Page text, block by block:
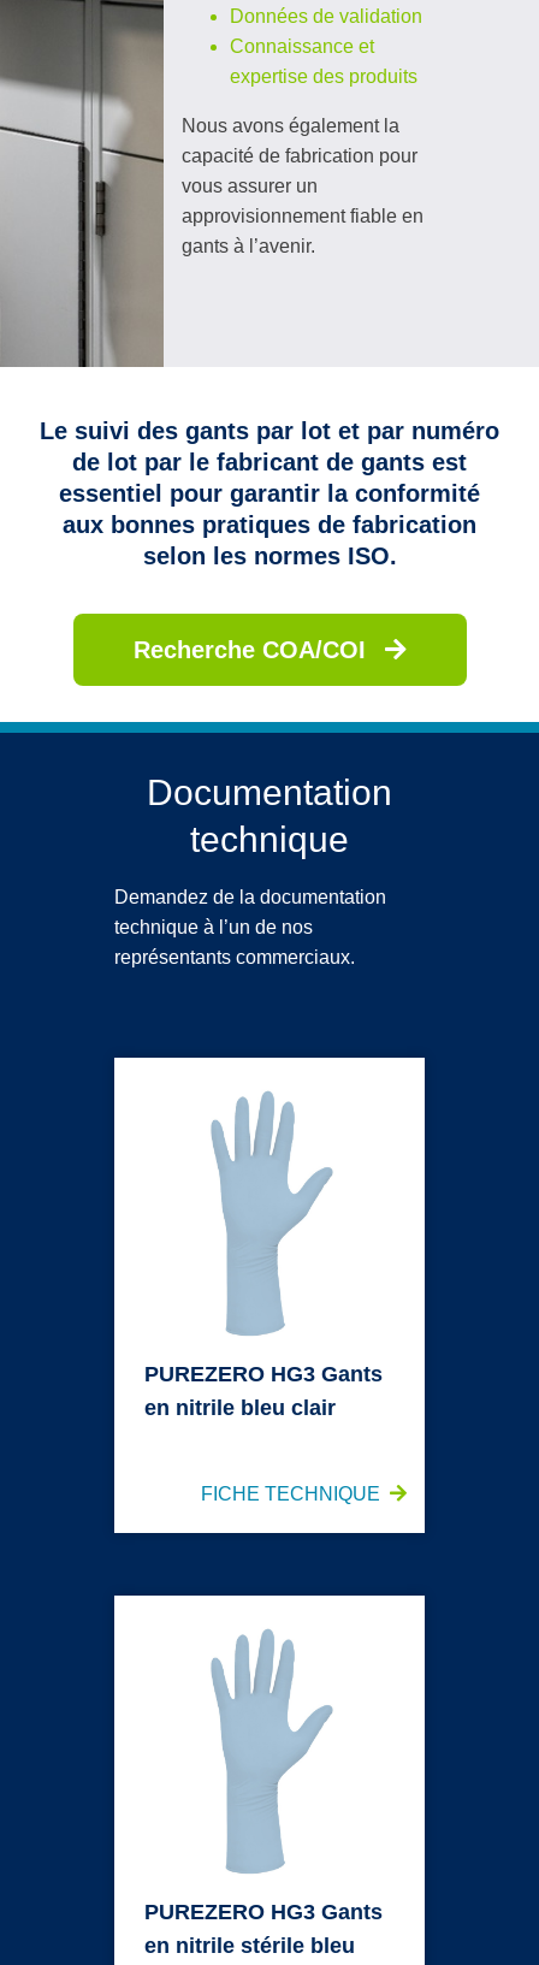
Données de validation
Connaissance et
expertise des produits
Nous avons également la
capacité de fabrication pour
vous assurer un
approvisionnement fiable en
gants à l’avenir.
Le suivi des gants par lot et par numéro
de lot par le fabricant de gants est
essentiel pour garantir la conformité
aux bonnes pratiques de fabrication
selon les normes ISO.
Recherche COA/COI
Documentation
technique
Demandez de la documentation
technique à l’un de nos
représentants commerciaux.
PUREZERO HG3 Gants
en nitrile bleu clair
FICHE TECHNIQUE
PUREZERO HG3 Gants
en nitrile stérile bleu